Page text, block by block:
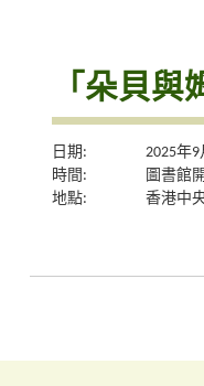
「朵貝
日期:
2025年
時間:
圖書館
地點:
香港中